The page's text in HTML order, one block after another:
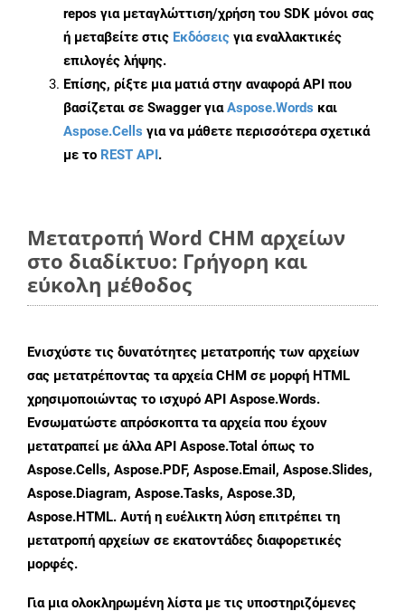
repos για μεταγλώττιση/χρήση του SDK μόνοι σας
ή μεταβείτε στις Εκδόσεις για εναλλακτικές
επιλογές λήψης.
Επίσης, ρίξτε μια ματιά στην αναφορά API που
βασίζεται σε Swagger γιαAspose.Words και
Aspose.Cells για να μάθετε περισσότερα σχετικά
με το REST API.
Μετατροπή Word CHM αρχείων
στο διαδίκτυο: Γρήγορη και
εύκολη μέθοδος
Ενισχύστε τις δυνατότητες μετατροπής των αρχείων
σας μετατρέποντας τα αρχεία CHM σε μορφή HTML
χρησιμοποιώντας το ισχυρό API Aspose.Words.
Ενσωματώστε απρόσκοπτα τα αρχεία που έχουν
μετατραπεί με άλλα API Aspose.Total όπως το
Aspose.Cells, Aspose.PDF, Aspose.Email, Aspose.Slides,
Aspose.Diagram, Aspose.Tasks, Aspose.3D,
Aspose.HTML. Αυτή η ευέλικτη λύση επιτρέπει τη
μετατροπή αρχείων σε εκατοντάδες διαφορετικές
μορφές.
Για μια ολοκληρωμένη λίστα με τις υποστηριζόμενες